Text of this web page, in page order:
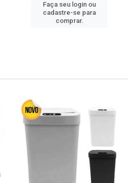
Faça seu login ou
cadastre-se para
comprar.